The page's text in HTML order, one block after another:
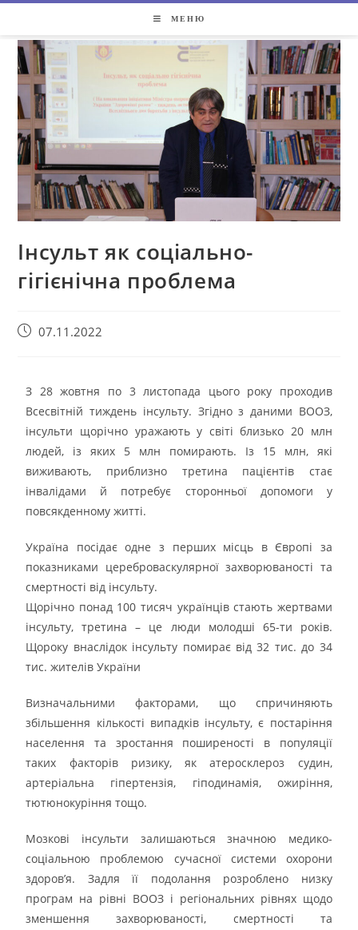
МЕНЮ
Інсульт як соціально-
гігієнічна проблема
07.11.2022
З 28 жовтня по 3 листопада цього року проходив
Всесвітній тиждень інсульту. Згідно з даними ВООЗ,
інсульти щорічно уражають у світі близько 20 млн
людей, із яких 5 млн помирають. Із 15 млн, які
виживають, приблизно третина пацієнтів стає
інвалідами й потребує сторонньої допомоги у
повсякденному житті.
Україна посідає одне з перших місць в Європі за
показниками цереброваскулярної захворюваності та
смертності від інсульту.
Щорічно понад 100 тисяч українців стають жертвами
інсульту, третина – це люди молодші 65-ти років.
Щороку внаслідок інсульту помирає від 32 тис. до 34
тис. жителів України
Визначальними факторами, що спричиняють
збільшення кількості випадків інсульту, є постаріння
населення та зростання поширеності в популяції
таких факторів ризику, як атеросклероз судин,
артеріальна гіпертензія, гіподинамія, ожиріння,
тютюнокуріння тощо.
Мозкові інсульти залишаються значною медико-
соціальною проблемою сучасної системи охорони
здоров’я. Задля її подолання розроблено низку
програм на рівні ВООЗ і регіональних рівнях щодо
зменшення захворюваності, смертності та